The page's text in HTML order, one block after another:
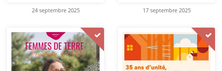
24 septembre 2025 17 septembre 2025